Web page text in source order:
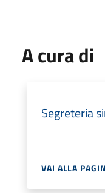
A cura di
Segreteria
VAI ALLA